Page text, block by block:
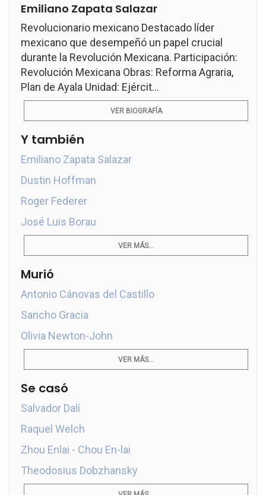
Emiliano Zapata Salazar
Revolucionario mexicano Destacado líder
mexicano que desempeñó un papel crucial
durante la Revolución Mexicana. Participación:
Revolución Mexicana Obras: Reforma Agraria,
Plan de Ayala Unidad: Ejércit...
VER BIOGRAFÍA
Y también
Emiliano Zapata Salazar
Dustin Hoffman
Roger Federer
José Luis Borau
VER MÁS...
Murió
Antonio Cánovas del Castillo
Sancho Gracia
Olivia Newton-John
VER MÁS...
Se casó
Salvador Dalí
Raquel Welch
Zhou Enlai - Chou En-lai
Theodosius Dobzhansky